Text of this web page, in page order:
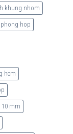
khung nhom
hop
hcm
mm